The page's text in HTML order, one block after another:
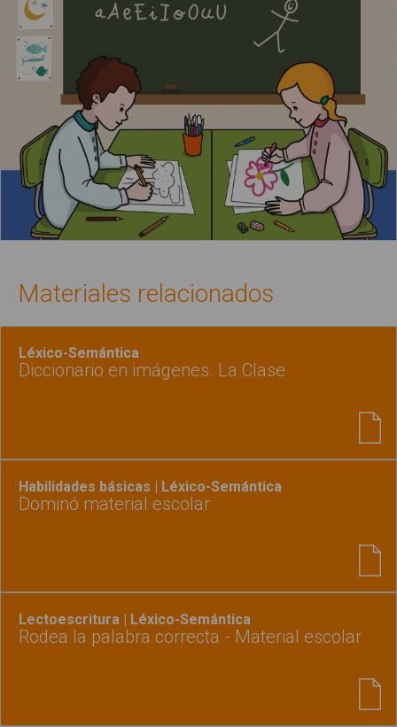
Materiales relacionados
Léxico-Semántica
Diccionario en imágenes. La Clase
Habilidades básicas | Léxico-Semántica
Dominó material escolar
Lectoescritura | Léxico-Semántica
Rodea la palabra correcta - Material escolar